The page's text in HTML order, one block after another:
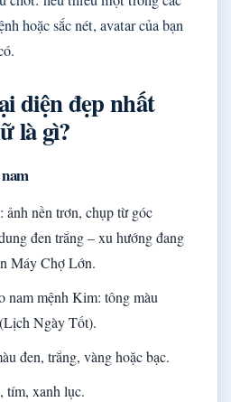
hoặc sắc nét, avatar của bạn
diện đẹp nhất
là gì?
ảnh nền trơn, chụp từ góc
đen trắng – xu hướng đang
Máy Chợ Lớn.
nam mệnh Kim: tông màu
Ngày Tốt).
đen, trắng, vàng hoặc bạc.
tím, xanh lục.